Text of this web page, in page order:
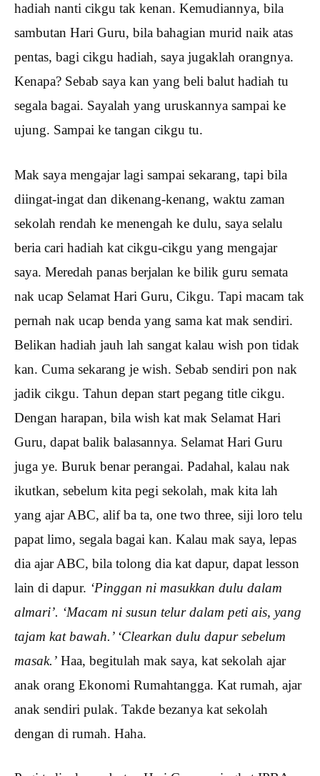
hadiah nanti cikgu tak kenan. Kemudiannya, bila
sambutan Hari Guru, bila bahagian murid naik atas
pentas, bagi cikgu hadiah, saya jugaklah orangnya.
Kenapa? Sebab saya kan yang beli balut hadiah tu
segala bagai. Sayalah yang uruskannya sampai ke
ujung. Sampai ke tangan cikgu tu.
Mak saya mengajar lagi sampai sekarang, tapi bila
diingat-ingat dan dikenang-kenang, waktu zaman
sekolah rendah ke menengah ke dulu, saya selalu
beria cari hadiah kat cikgu-cikgu yang mengajar
saya. Meredah panas berjalan ke bilik guru semata
nak ucap Selamat Hari Guru, Cikgu. Tapi macam tak
pernah nak ucap benda yang sama kat mak sendiri.
Belikan hadiah jauh lah sangat kalau wish pon tidak
kan. Cuma sekarang je wish. Sebab sendiri pon nak
jadik cikgu. Tahun depan start pegang title cikgu.
Dengan harapan, bila wish kat mak Selamat Hari
Guru, dapat balik balasannya. Selamat Hari Guru
juga ye. Buruk benar perangai. Padahal, kalau nak
ikutkan, sebelum kita pegi sekolah, mak kita lah
yang ajar ABC, alif ba ta, one two three, siji loro telu
papat limo, segala bagai kan. Kalau mak saya, lepas
dia ajar ABC, bila tolong dia kat dapur, dapat lesson
lain di dapur. ‘Pinggan ni masukkan dulu dalam
almari’. ‘Macam ni susun telur dalam peti ais, yang
tajam kat bawah.’ ‘Clearkan dulu dapur sebelum
masak.’ Haa, begitulah mak saya, kat sekolah ajar
anak orang Ekonomi Rumahtangga. Kat rumah, ajar
anak sendiri pulak. Takde bezanya kat sekolah
dengan di rumah. Haha.